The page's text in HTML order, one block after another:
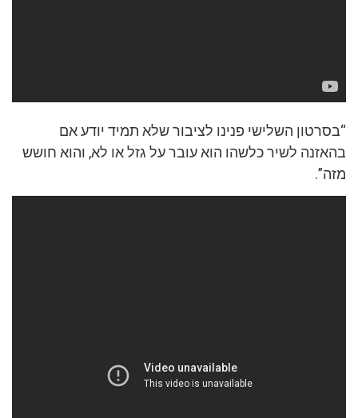
“בסרטון השלישי פנינו לציבור שלא תמיד יודע אם
בהאזנה לשיר כלשהו הוא עובר על גזל או לא, והוא חושש
מזה”.